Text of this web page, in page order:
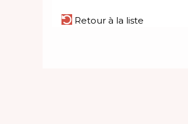
Retour à la liste